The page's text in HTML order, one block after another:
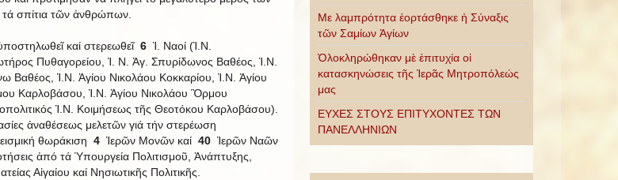
σπίτια τῶν ἀνθρώπων.
καί στερεωθεῖ 6 Ἱ. Ναοί (Ἱ.Ν.
Πυθαγορείου, Ἱ. Ν. Ἁγ. Σπυρίδωνος Βαθέος, Ἱ.Ν.
Βαθέος, Ἱ.Ν. Ἁγίου Νικολάου Κοκκαρίου, Ἱ.Ν. Ἁγίου
Καρλοβάσου, Ἱ.Ν. Ἁγίου Νικολάου Ὃρμου
Ἱ.Ν. Κοιμήσεως τῆς Θεοτόκου Καρλοβάσου).
ἀναθέσεως μελετῶν γιά τήν στερέωση
θωράκιση 4Ἱερῶν Μονῶν καί 40Ἱερῶν Ναῶν
ἀπό τά Ὑπουργεία Πολιτισμοῦ, Ἁνάπτυξης,
Αἰγαίου καί Νησιωτικῆς Πολιτικῆς.
Με λαμπρότητα ἑορτάσθηκε ἡ Σύναξις
τῶν Σαμίων Ἁγίων
Ὁλοκληρώθηκαν μὲ ἐπιτυχία οἱ
κατασκηνώσεις τῆς Ἱερᾶς Μητροπόλεώς
μας
ΕΥΧΕΣ ΣΤΟΥΣ ΕΠΙΤΥΧΟΝΤΕΣ ΤΩΝ
ΠΑΝΕΛΛΗΝΙΩΝ